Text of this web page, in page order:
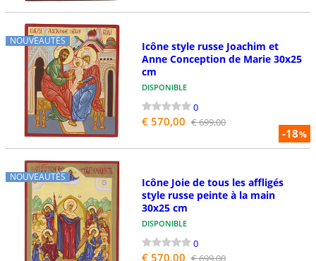
NOUVEAUTÉS
-18%
Icône style russe Joachim et
Anne Conception de Marie 30x25
cm
DISPONIBLE
0
€ 570,00 € 699,00
NOUVEAUTÉS
Icône Joie de tous les affligés
style russe peinte à la main
30x25 cm
DISPONIBLE
0
€ 570,00